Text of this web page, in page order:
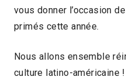
vous donner l’occasion
primés cette année.
Nous allons ensemble
culture latino-américaine !